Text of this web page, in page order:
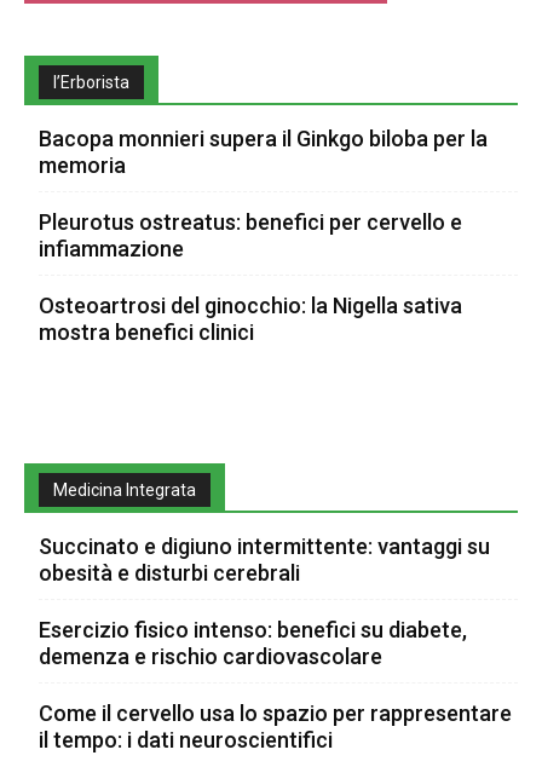
l’Erborista
Bacopa monnieri supera il Ginkgo biloba per la
memoria
Pleurotus ostreatus: benefici per cervello e
infiammazione
Osteoartrosi del ginocchio: la Nigella sativa
mostra benefici clinici
Medicina Integrata
Succinato e digiuno intermittente: vantaggi su
obesità e disturbi cerebrali
Esercizio fisico intenso: benefici su diabete,
demenza e rischio cardiovascolare
Come il cervello usa lo spazio per rappresentare
il tempo: i dati neuroscientifici